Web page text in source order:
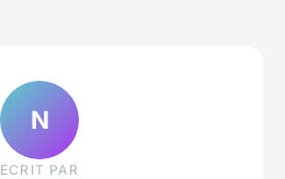
N
ECRIT PAR